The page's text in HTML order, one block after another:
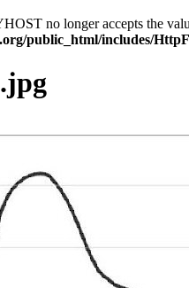
no longer accepts the
public_html/includes/